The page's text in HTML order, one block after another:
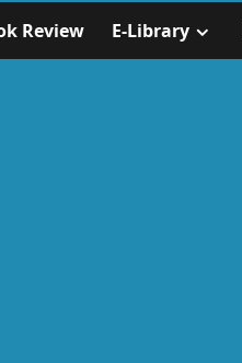
Review E-Library